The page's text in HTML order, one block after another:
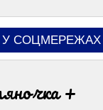
СОЦМЕРЕЖАХ
+